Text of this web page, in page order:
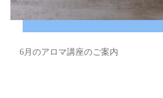
6月のアロマ講座のご案内